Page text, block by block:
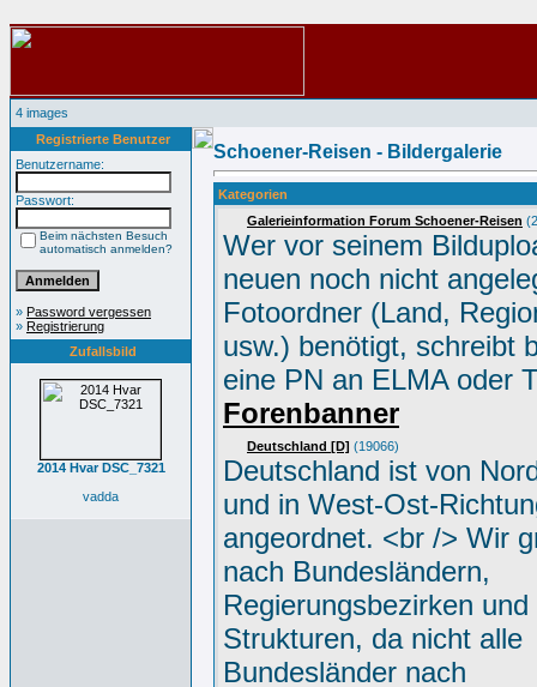
4 images
Registrierte Benutzer
Benutzername:
Passwort:
Beim nächsten Besuch
automatisch anmelden?
» Password vergessen
» Registrierung
Zufallsbild
2014 Hvar DSC_7321
vadda
Schoener-Reisen - Bildergalerie
Kategorien
Galerieinformation Forum Schoener-Reisen
Wer vor seinem
neuen noch nicht
Fotoordner (Land,
usw.) benötigt, schreibt
eine PN an ELMA oder
Forenbanner
Deutschland [D] (19066)
Deutschland ist von
und in West-Ost-
angeordnet. <br /> Wir
nach Bundesländern,
Regierungsbezirken
Strukturen, da nicht alle
Bundesländer nach